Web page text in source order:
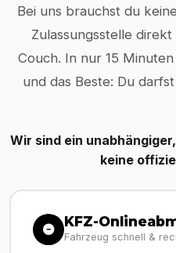
Bei uns brauchst du
Zulassungsstelle
Couch. In nur 15
und das Beste: Du darfst
Wir sind ein
keine
KFZ-
Fahrzeug schnell &